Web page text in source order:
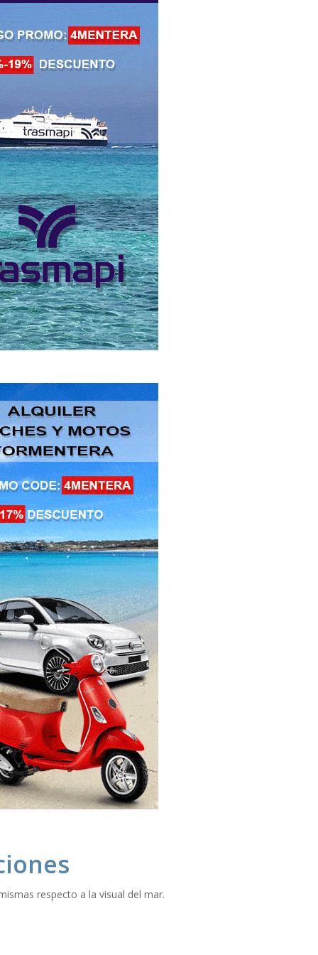
respecto a la visual del mar.